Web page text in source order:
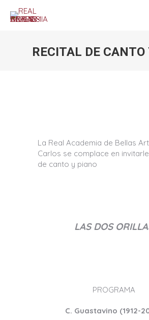
RECITAL DE
La Real Academia de Bellas
Carlos se complace en
de canto y piano
LAS DOS
PROGRAMA
C. Guastavino (1912-